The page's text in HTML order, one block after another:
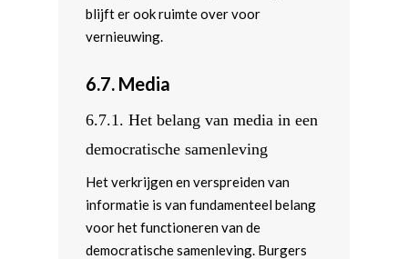
blijft er ook ruimte over voor
vernieuwing.
6.7. Media
6.7.1.Het belang van media in een
democratische samenleving
Het verkrijgen en verspreiden van
informatie is van fundamenteel belang
voor het functioneren van de
democratische samenleving. Burgers